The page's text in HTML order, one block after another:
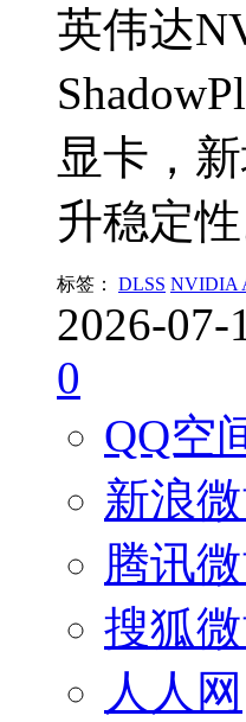
英伟达
显卡，
升稳定
标签： DLSS NVIDIA
2026-07-
0
QQ空
新浪
腾讯
搜狐
人人网